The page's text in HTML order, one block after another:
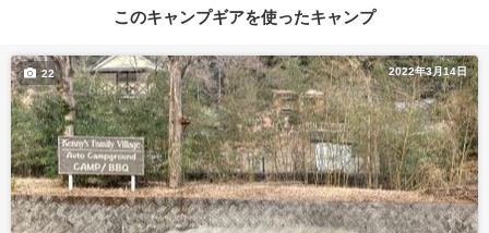
このキャンプギアを使ったキャンプ
2022年3月14日
22